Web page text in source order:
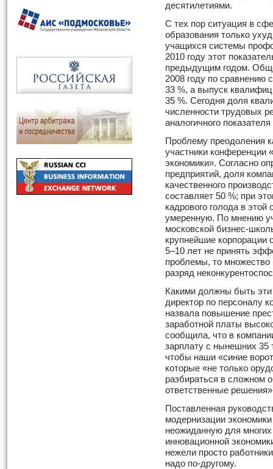
десятилетиями.
С тех пор ситуация в
образования только
учащихся системы
2010 году этот
предыдущим годом.
2008 году по сравнению
33 %, а выпуск
35 %. Сегодня доля
численности трудовых
аналогичного
Проблему преодоления
участники конференции
экономики». Согласно
предприятий, доля
качественного
составляет 50 %; при
кадрового голода в
умеренную. По мнению
московской бизнес-
крупнейшие корпорации
5–10 лет не принять
проблемы, то множество
разряд
Какими должны быть
директор по персоналу
назвала повышение
заработной платы
сообщила, что в
зарплату с нынешних
чтобы наши «синие
которые «не только
разбираться в сложном
ответственные
Поставленная
модернизации
неожиданную для
инновационной
нежели просто
надо по-другому.